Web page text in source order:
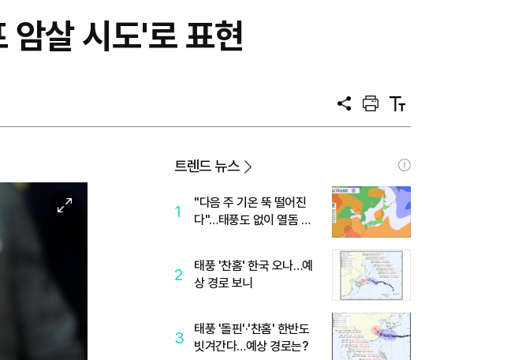
암살 시도'로 표현
공
프
트
텍
트
대
트렌드 뉴스
1
"다음 주 기온 뚝 떨어진
다"…태풍도 없이 열돔 박
2
태풍 '찬홈' 한국 오나…예
상 경로 보니
3
태풍 '돌핀'·'찬홈' 한반도
빗겨간다…예상 경로는?